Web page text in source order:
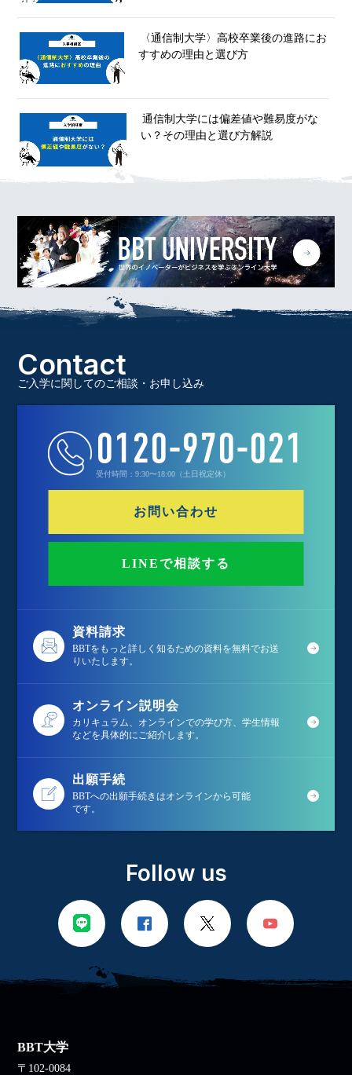
〈通信制大学〉高校卒業後の進路にお
すすめの理由と選び方
通信制大学には偏差値や難易度がな
い？その理由と選び方解説
Contact
ご入学に関してのご相談・お申し込み
0120-970-021
受付時間：9:30〜18:00（土日祝定休）
お問い合わせ
LINEで相談する
資料請求
BBTをもっと詳しく知るための資料を無料でお送
りいたします。
オンライン説明会
カリキュラム、オンラインでの学び方、学生情報
などを具体的にご紹介します。
出願手続
BBTへの出願手続きはオンラインから可能
です。
Follow us
BBT大学
〒102-0084